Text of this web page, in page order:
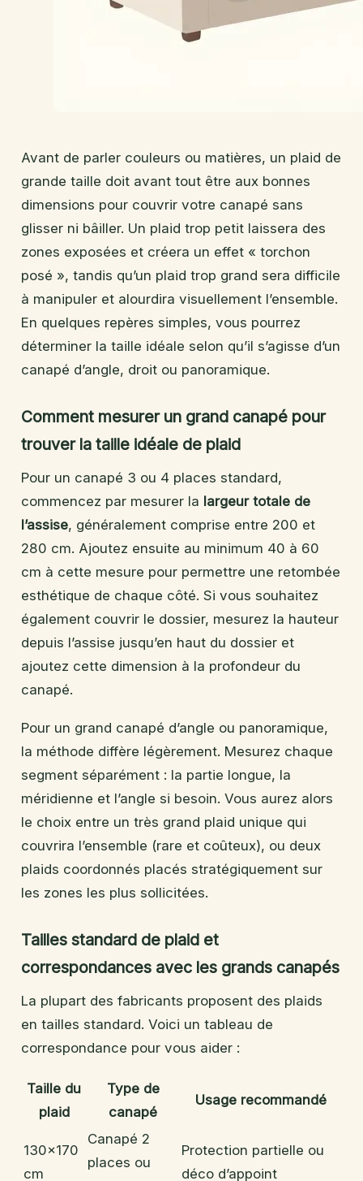
Avant de parler couleurs ou matières, un plaid de
grande taille doit avant tout être aux bonnes
dimensions pour couvrir votre canapé sans
glisser ni bâiller. Un plaid trop petit laissera des
zones exposées et créera un effet « torchon
posé », tandis qu’un plaid trop grand sera difficile
à manipuler et alourdira visuellement l’ensemble.
En quelques repères simples, vous pourrez
déterminer la taille idéale selon qu’il s’agisse d’un
canapé d’angle, droit ou panoramique.
Comment mesurer un grand canapé pour
trouver la taille idéale de plaid
Pour un canapé 3 ou 4 places standard,
commencez par mesurer la largeur totale de
l’assise, généralement comprise entre 200 et
280 cm. Ajoutez ensuite au minimum 40 à 60
cm à cette mesure pour permettre une retombée
esthétique de chaque côté. Si vous souhaitez
également couvrir le dossier, mesurez la hauteur
depuis l’assise jusqu’en haut du dossier et
ajoutez cette dimension à la profondeur du
canapé.
Pour un grand canapé d’angle ou panoramique,
la méthode diffère légèrement. Mesurez chaque
segment séparément : la partie longue, la
méridienne et l’angle si besoin. Vous aurez alors
le choix entre un très grand plaid unique qui
couvrira l’ensemble (rare et coûteux), ou deux
plaids coordonnés placés stratégiquement sur
les zones les plus sollicitées.
Tailles standard de plaid et
correspondances avec les grands canapés
La plupart des fabricants proposent des plaids
en tailles standard. Voici un tableau de
correspondance pour vous aider :
Taille du
plaid
Type de
canapé
Usage recommandé
130×170
cm
Canapé 2
places ou
Protection partielle ou
déco d’appoint